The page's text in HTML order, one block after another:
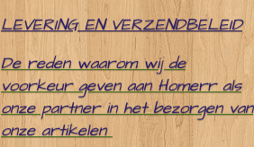
LEVERING EN VERZENDBELEID
De reden waarom wij de
voorkeur geven aan Homerr als
onze partner in het bezorgen van
onze artikelen